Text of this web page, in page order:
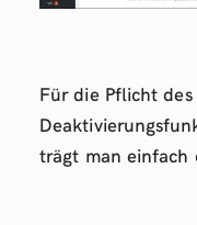
Für die Pflicht
trägt man einfach